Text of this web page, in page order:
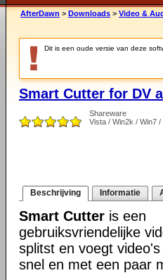
AfterDawn > Downloads > Video &
Dit is een oude versie van deze
Smart Cutter for DV
Shareware
Vista / Win2k / Win7 /
Beschrijving Informatie
Smart Cutter is een
gebruiksvriendelijke
splitst en voegt
snel en met een paar